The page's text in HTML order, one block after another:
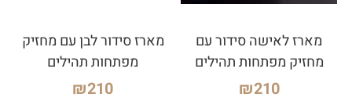
מארז לאישה סידור עם
מחזיק מפתחות תהילים
₪210
מארז סידור לבן עם מחזיק
מפתחות תהילים
₪210